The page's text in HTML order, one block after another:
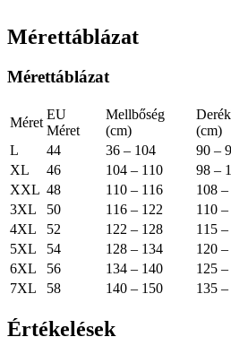
Mérettáblázat
Mérettáblázat
Méret
EU
Méret
Mellbőség
(cm)
(cm)
L
44 36 – 104 90 –
XL
46 104 – 110 98 –
XXL 48 110 – 116 108
3XL
50 116 – 122 110
4XL
52 122 – 128 115
5XL
54 128 – 134 120
6XL
56 134 – 140 125
7XL
58 140 – 150 135
Értékelések